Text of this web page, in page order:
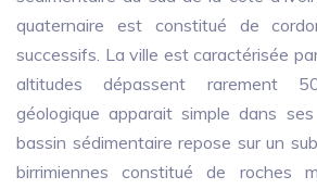
quaternaire est constitué de
successifs. La ville est caractérisée
altitudes dépassent rarement
géologique apparait simple dans
bassin sédimentaire repose sur un
birrimiennes constitué de roches